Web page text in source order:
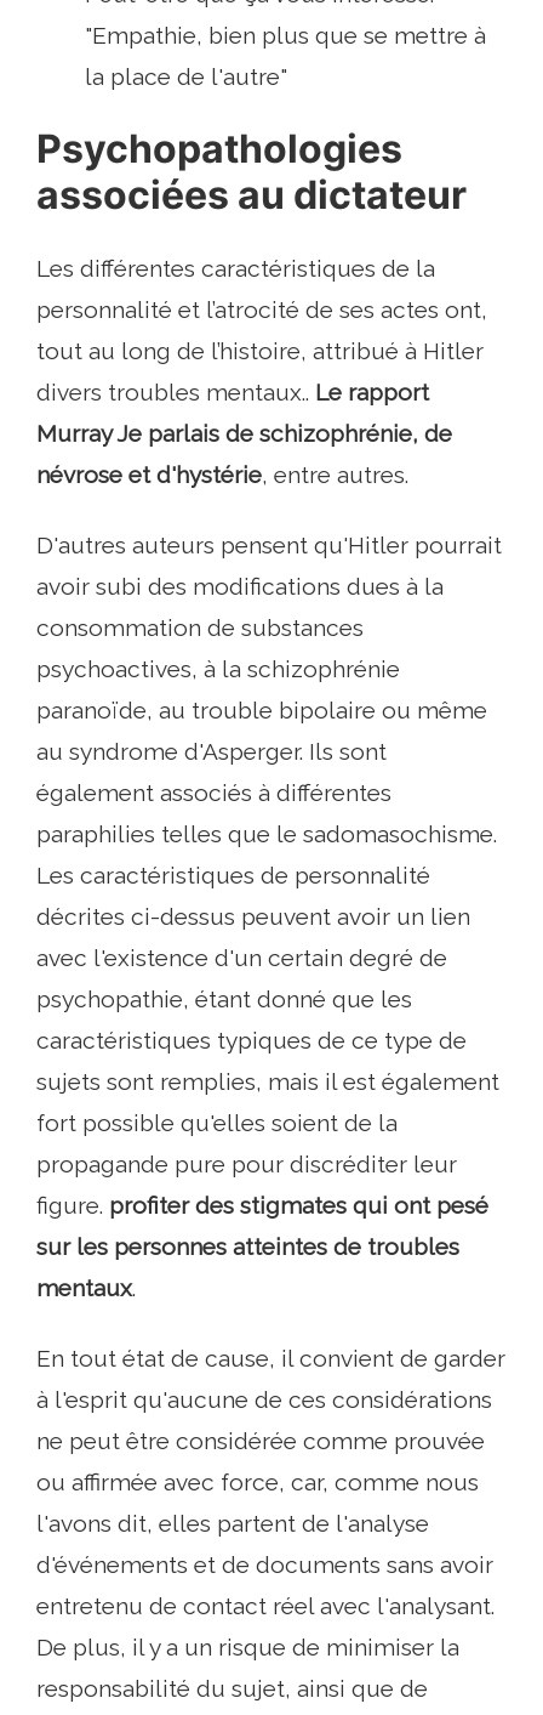
"Empathie, bien plus que se mettre à
la place de l'autre"
Psychopathologies
associées au dictateur
Les différentes caractéristiques de la
personnalité et l’atrocité de ses actes ont,
tout au long de l’histoire, attribué à Hitler
divers troubles mentaux.. Le rapport
MurrayJe parlais de schizophrénie, de
névrose et d'hystérie, entre autres.
D'autres auteurs pensent qu'Hitler pourrait
avoir subi des modifications dues à la
consommation de substances
psychoactives, à la schizophrénie
paranoïde, au trouble bipolaire ou même
au syndrome d'Asperger. Ils sont
également associés à différentes
paraphilies telles que le sadomasochisme.
Les caractéristiques de personnalité
décrites ci-dessus peuvent avoir un lien
avec l'existence d'un certain degré de
psychopathie, étant donné que les
caractéristiques typiques de ce type de
sujets sont remplies, mais il est également
fort possible qu'elles soient de la
propagande pure pour discréditer leur
figure. profiter des stigmates qui ont pesé
sur les personnes atteintes de troubles
mentaux.
En tout état de cause, il convient de garder
à l'esprit qu'aucune de ces considérations
ne peut être considérée comme prouvée
ou affirmée avec force, car, comme nous
l'avons dit, elles partent de l'analyse
d'événements et de documents sans avoir
entretenu de contact réel avec l'analysant.
De plus, il y a un risque de minimiser la
responsabilité du sujet, ainsi que de